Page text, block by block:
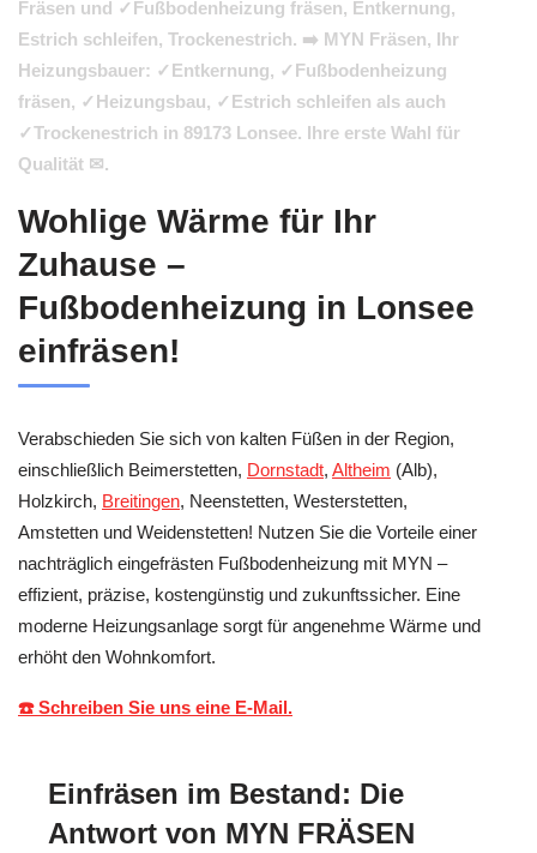
Fräsen und ✓Fußbodenheizung fräsen, Entkernung,
Estrich schleifen, Trockenestrich. ➡️ MYN Fräsen, Ihr
Heizungsbauer: ✓Entkernung, ✓Fußbodenheizung
fräsen, ✓Heizungsbau, ✓Estrich schleifen als auch
✓Trockenestrich in 89173 Lonsee. Ihre erste Wahl für
Qualität ✉.
Wohlige Wärme für Ihr
Zuhause –
Fußbodenheizung in Lonsee
einfräsen!
Verabschieden Sie sich von kalten Füßen in der Region,
einschließlich Beimerstetten, Dornstadt, Altheim (Alb),
Holzkirch, Breitingen, Neenstetten, Westerstetten,
Amstetten und Weidenstetten! Nutzen Sie die Vorteile einer
nachträglich eingefrästen Fußbodenheizung mit MYN –
effizient, präzise, kostengünstig und zukunftssicher. Eine
moderne Heizungsanlage sorgt für angenehme Wärme und
erhöht den Wohnkomfort.
☎️ Schreiben Sie uns eine E-Mail.
Einfräsen im Bestand: Die
Antwort von MYN FRÄSEN